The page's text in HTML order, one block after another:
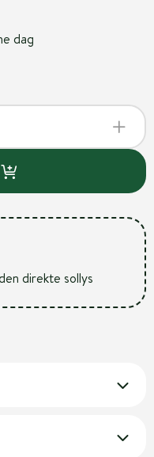
dag
direkte sollys